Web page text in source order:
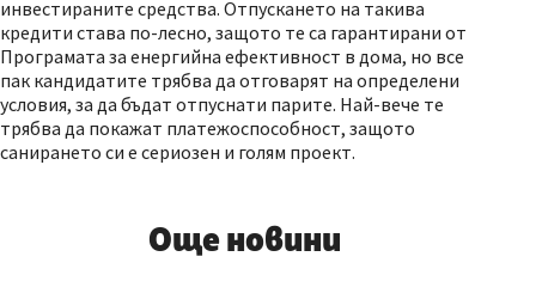
инвестираните средства. Отпускането на такива
кредити става по-лесно, защото те са гарантирани от
Програмата за енергийна ефективност в дома, но все
пак кандидатите трябва да отговарят на определени
условия, за да бъдат отпуснати парите. Най-вече те
трябва да покажат платежоспособност, защото
санирането си е сериозен и голям проект.
Още новини